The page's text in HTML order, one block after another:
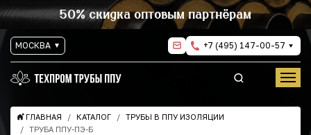
50% скидка оптовым партнёрам
МОСКВА +7 (495) 147-00-57
ГЛАВНАЯ КАТАЛОГ
ТРУБЫ В ППУ ИЗОЛЯЦИИ
ТРУБА ППУ-ПЭ-Б